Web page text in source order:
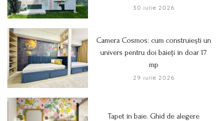
30 iulie 2026
Camera Cosmos: cum construiești un
univers pentru doi băieți în doar 17
mp
29 iulie 2026
Tapet în baie. Ghid de alegere